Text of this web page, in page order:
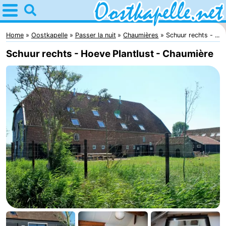
Home
Oostkapelle
Astuces
Avec
les
enfants
Nature
Oranjezon
Passer
la
nuit
Appartements
-
De
Grote
Campings
Chambre
Home Oostkapelle Passer la nuit Chaumières Schuur rechts - ...
Schuur rechts - Hoeve Plantlust - Chaumière